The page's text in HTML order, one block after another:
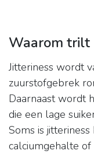
Waarom trilt
Jitteriness wordt
zuurstofgebrek
Daarnaast wordt
die een lage
Soms is
calciumgehalte